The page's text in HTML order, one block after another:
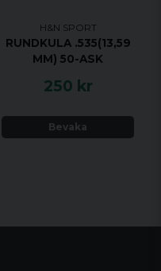
H&N SPORT
RUNDKULA .535(13,59
MM) 50-ASK
250 kr
Bevaka